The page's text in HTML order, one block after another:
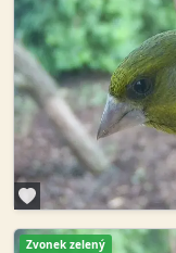
Zvonek zelený